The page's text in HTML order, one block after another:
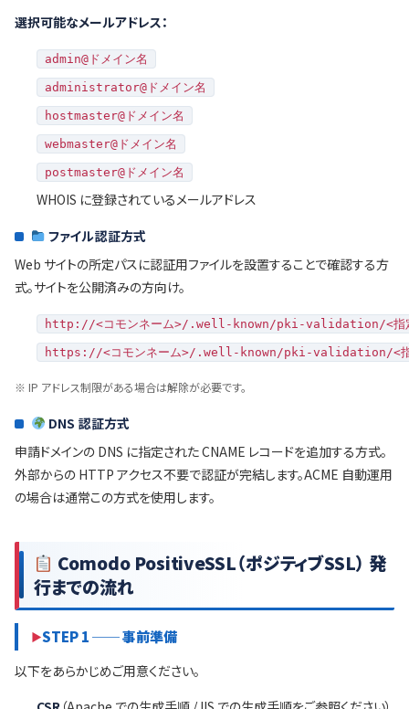
選択可能なメールアドレス：
admin@ドメイン名
administrator@ドメイン名
hostmaster@ドメイン名
webmaster@ドメイン名
postmaster@ドメイン名
WHOIS に登録されているメールアドレス
ファイル認証方式
Web サイトの所定パスに認証用ファイルを設置することで確認する方
式。サイトを公開済みの方向け。
http://<コモンネーム>/.well-known/pki-validation/<指
https://<コモンネーム>/.well-known/pki-validation/<指
※ IP アドレス制限がある場合は解除が必要です。
DNS 認証方式
申請ドメインの DNS に指定された CNAME レコードを追加する方式。
外部からの HTTP アクセス不要で認証が完結します。ACME 自動運用
の場合は通常この方式を使用します。
Comodo PositiveSSL（ポジティブSSL） 発
行までの流れ
STEP 1 ── 事前準備
以下をあらかじめご用意ください。